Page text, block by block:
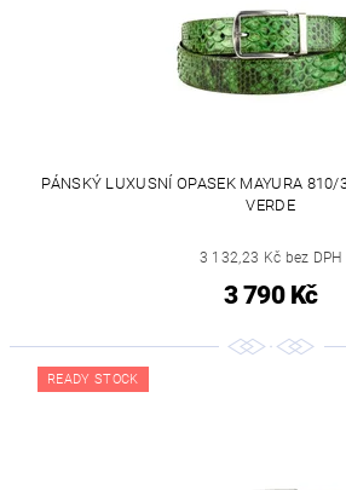
PÁNSKÝ LUXUSNÍ OPASEK MAYURA 810/
VERDE
3 132,23 Kč bez DPH
3 790 Kč
READY STOCK